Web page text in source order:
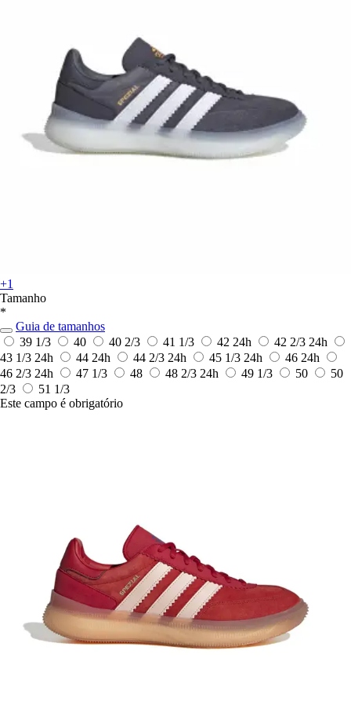
+1
Tamanho
*
Guia de tamanhos
39 1/3
40 40 2/3 41 1/3 42 24h 42 2/3 24h
43 1/3 24h 44 24h 44 2/3 24h 45 1/3 24h 46 24h
46 2/3 24h 47 1/3 48 48 2/3 24h 49 1/3 50
50
2/3
51 1/3
Este campo é obrigatório